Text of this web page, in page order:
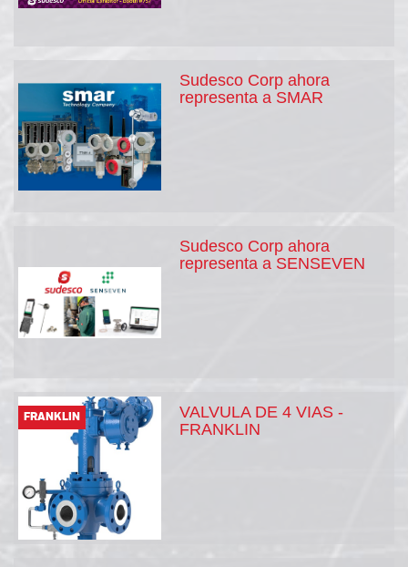
Sudesco Corp ahora
representa a SMAR
Sudesco Corp ahora
representa a SENSEVEN
FRANKLIN
VALVULA DE 4 VIAS -
FRANKLIN